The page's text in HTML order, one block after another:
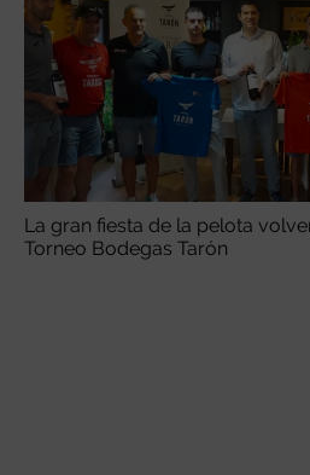
La gran fiesta de la pelota
Torneo Bodegas Tarón